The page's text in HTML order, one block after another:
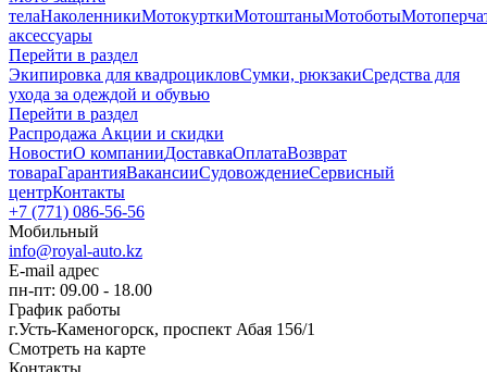
телаНаколенникиМотокурткиМотоштаныМотоботы
аксессуары
Перейти в раздел
Экипировка для квадроцикловСумки, рюкзакиСредства для
ухода за одеждой и обувью
Перейти в раздел
Распродажа Акции и скидки
НовостиО компанииДоставкаОплатаВозврат
товараГарантияВакансииСудовождениеСервисный
центрКонтакты
+7 (771) 086-56-56
Мобильный
info@royal-auto.kz
E-mail адрес
пн-пт: 09.00 - 18.00
График работы
г.Усть-Каменогорск, проспект Абая 156/1
Смотреть на карте
Контакты